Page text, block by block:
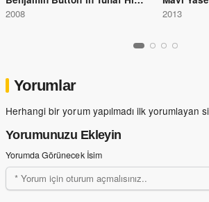
2008
2013
Yorumlar
Herhangi bir yorum yapılmadı ilk yorumlayan
Yorumunuzu Ekleyin
Yorumda Görünecek İsim